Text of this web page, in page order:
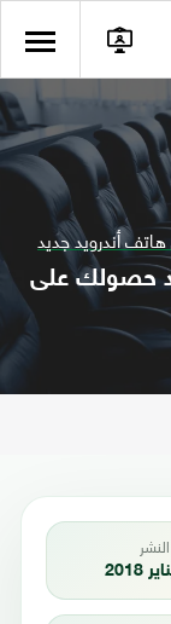
حصولك على